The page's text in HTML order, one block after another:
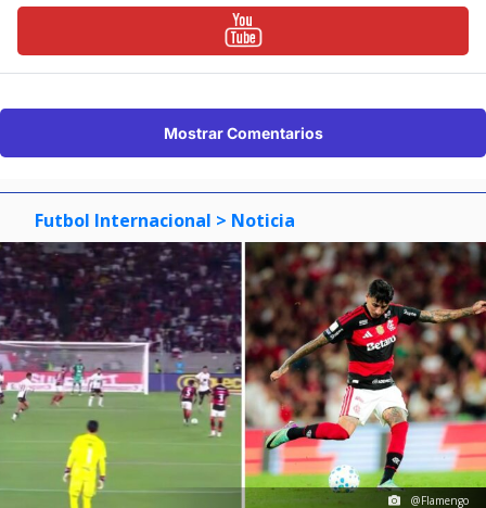
Mostrar Comentarios
Futbol Internacional > Noticia
@Flamengo